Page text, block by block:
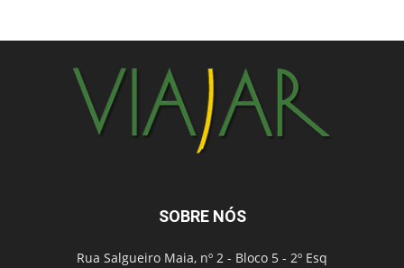
SOBRE NÓS
Rua Salgueiro Maia, nº 2 - Bloco 5 - 2º Esq